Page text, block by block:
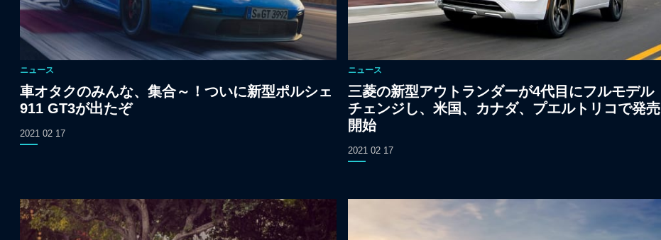
ニュース
車オタクのみんな、集合～！ついに新型ポルシェ
911 GT3が出たぞ
2021 02 17
ニュース
三菱の新型アウトランダーが4代目にフルモデル
チェンジし、米国、カナダ、プエルトリコで発売
開始
2021 02 17